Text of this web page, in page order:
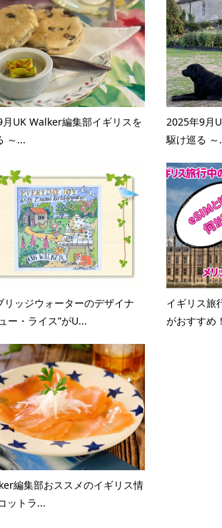
UK Walker編集部イギリスを
～...
2025年9月
駆け巡る ～
リッジウォーターのデザイナ
ー・ライス”がU...
イギリス旅
がおすすめ
編集部おススメのイギリス情
ットラ...